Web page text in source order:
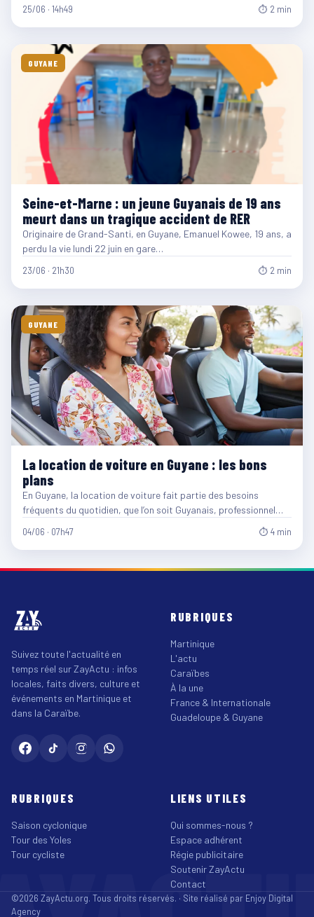
25/06 · 14h49 ⏱ 2 min
GUYANE
Seine-et-Marne : un jeune Guyanais de 19 ans
meurt dans un tragique accident de RER
Originaire de Grand-Santi, en Guyane, Emanuel Kowee, 19 ans, a
perdu la vie lundi 22 juin en gare…
23/06 · 21h30 ⏱ 2 min
GUYANE
La location de voiture en Guyane : les bons
plans
En Guyane, la location de voiture fait partie des besoins
fréquents du quotidien, que l’on soit Guyanais, professionnel…
04/06 · 07h47 ⏱ 4 min
Suivez toute l'actualité en
temps réel sur ZayActu : infos
locales, faits divers, culture et
événements en Martinique et
dans la Caraïbe.
RUBRIQUES
Martinique
L'actu
Caraïbes
À la une
France & Internationale
Guadeloupe & Guyane
RUBRIQUES
Saison cyclonique
Tour des Yoles
Tour cycliste
LIENS UTILES
Qui sommes-nous ?
Espace adhérent
Régie publicitaire
Soutenir ZayActu
Contact
©2026 ZayActu.org. Tous droits réservés. · Site réalisé par Enjoy Digital
Agency